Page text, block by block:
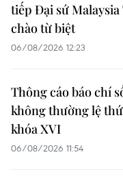
tiếp Đại sứ Malaysia
chào từ biệt
06/08/2026 12:23
Thông cáo báo chí
không thường lệ
khóa XVI
06/08/2026 11:54